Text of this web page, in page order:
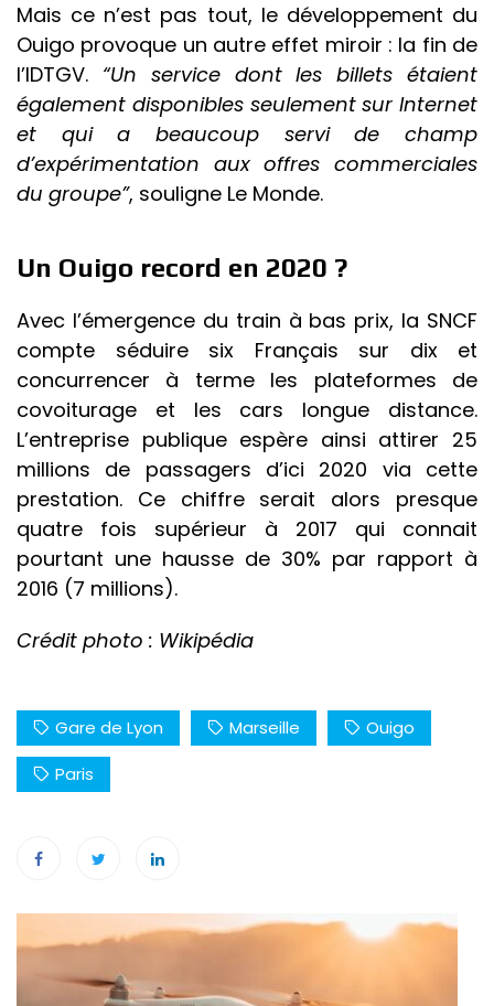
Mais ce n’est pas tout, le développement du
Ouigo provoque un autre effet miroir : la fin de
l’IDTGV. “Un service dont les billets étaient
également disponibles seulement sur Internet
et qui a beaucoup servi de champ
d’expérimentation aux offres commerciales
du groupe”, souligne Le Monde.
Un Ouigo record en 2020 ?
Avec l’émergence du train à bas prix, la SNCF
compte séduire six Français sur dix et
concurrencer à terme les plateformes de
covoiturage et les cars longue distance.
L’entreprise publique espère ainsi attirer 25
millions de passagers d’ici 2020 via cette
prestation. Ce chiffre serait alors presque
quatre fois supérieur à 2017 qui connait
pourtant une hausse de 30% par rapport à
2016 (7 millions).
Crédit photo : Wikipédia
Gare de Lyon Marseille
Ouigo
Paris
Navigation
de